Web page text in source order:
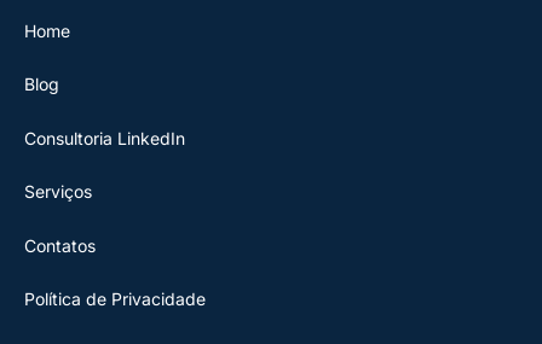
Home
Blog
Consultoria LinkedIn
Serviços
Contatos
Política de Privacidade